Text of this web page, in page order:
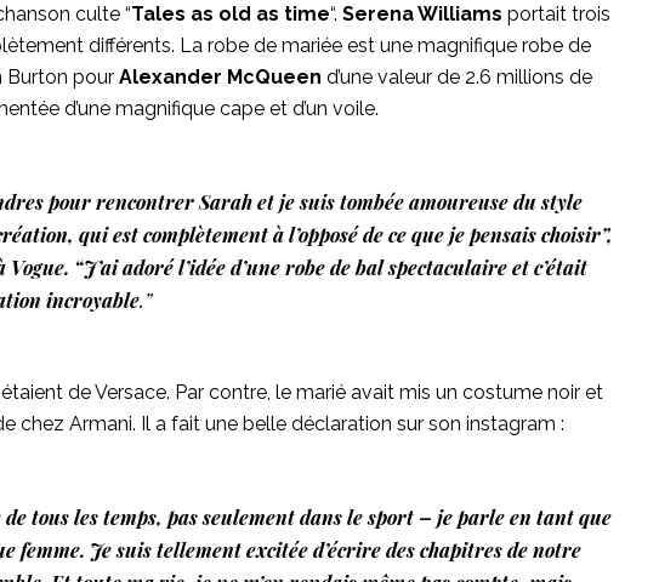
culte “Tales as old as time“. Serena Williams portait trois
différents. La robe de mariée est une magnifique robe de
Burton pour Alexander McQueen d’une valeur de 2.6 millions de
d’une magnifique cape et d’un voile.
pour rencontrer Sarah et je suis tombée amoureuse du style
qui est complètement à l’opposé de ce que je pensais choisir”,
“J’ai adoré l’idée d’une robe de bal spectaculaire et c’était
incroyable.”
de Versace. Par contre, le marié avait mis un costume noir et
chez Armani. Il a fait une belle déclaration sur son instagram :
tous les temps, pas seulement dans le sport – je parle en tant que
femme. Je suis tellement excitée d’écrire des chapitres de notre